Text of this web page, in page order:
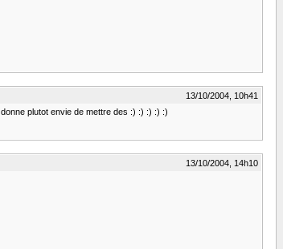
13/10/2004, 10h41
plutot envie de mettre des :) :) :) :) :)
13/10/2004, 14h10